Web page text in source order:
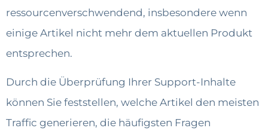
ressourcenverschwendend, insbesondere wenn
einige Artikel nicht mehr dem aktuellen Produkt
entsprechen.
Durch die Überprüfung Ihrer Support-Inhalte
können Sie feststellen, welche Artikel den meisten
Traffic generieren, die häufigsten Fragen